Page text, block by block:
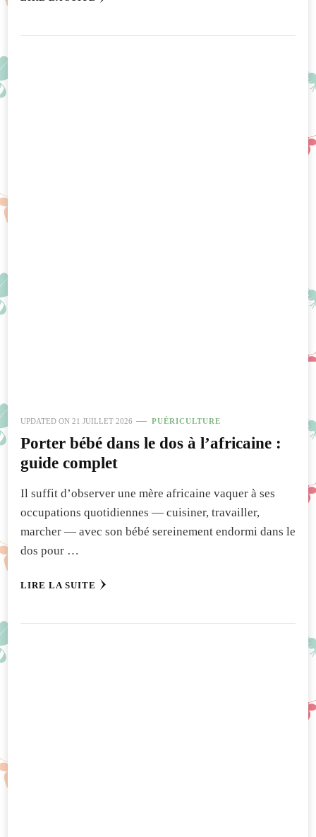
UPDATED ON 21 JUILLET 2026 PUÉRICULTURE
Porter bébé dans le dos à l’africaine :
guide complet
Il suffit d’observer une mère africaine vaquer à ses
occupations quotidiennes — cuisiner, travailler,
marcher — avec son bébé sereinement endormi dans le
dos pour …
LIRE LA SUITE